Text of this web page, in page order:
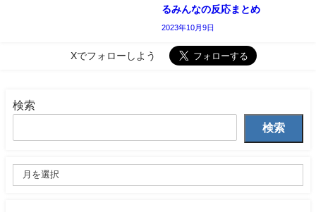
るみんなの反応まとめ
2023年10月9日
Xでフォローしよう
検索
検索